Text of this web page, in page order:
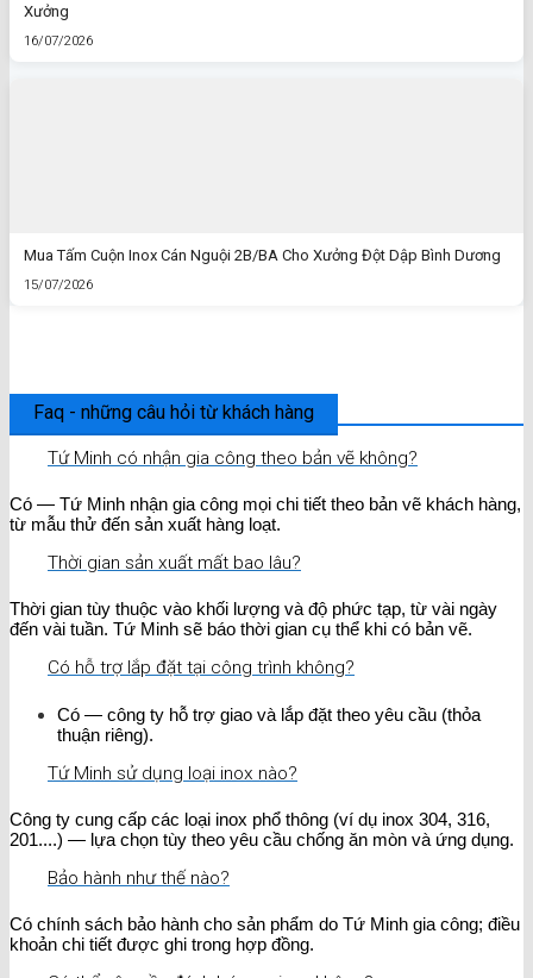
Xưởng
16/07/2026
Mua Tấm Cuộn Inox Cán Nguội 2B/BA Cho Xưởng Đột Dập Bình Dương
15/07/2026
Faq - những câu hỏi từ khách hàng
Tứ Minh có nhận gia công theo bản vẽ không?
Có — Tứ Minh nhận gia công mọi chi tiết theo bản vẽ khách hàng,
từ mẫu thử đến sản xuất hàng loạt.
Thời gian sản xuất mất bao lâu?
Thời gian tùy thuộc vào khối lượng và độ phức tạp, từ vài ngày
đến vài tuần. Tứ Minh sẽ báo thời gian cụ thể khi có bản vẽ.
Có hỗ trợ lắp đặt tại công trình không?
Có — công ty hỗ trợ giao và lắp đặt theo yêu cầu (thỏa
thuận riêng).
Tứ Minh sử dụng loại inox nào?
Công ty cung cấp các loại inox phổ thông (ví dụ inox 304, 316,
201....) — lựa chọn tùy theo yêu cầu chống ăn mòn và ứng dụng.
Bảo hành như thế nào?
Có chính sách bảo hành cho sản phẩm do Tứ Minh gia công; điều
khoản chi tiết được ghi trong hợp đồng.